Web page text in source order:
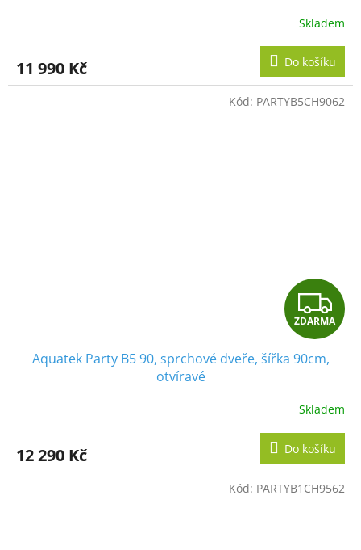
R
M
A
Skladem
11 990 Kč Do košíku
Z
D
R
M
A
ZDARMA
Aquatek Party B5 90, sprchové dveře, šířka 90cm,
otvíravé
Skladem
12 290 Kč Do košíku
Kód: PARTYB5CH9062
Kód: PARTYB1CH9562